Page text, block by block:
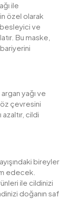
ile
özel olarak
besleyici ve
Bu maske,
yağı ve
çevresini
azaltır, cildi
bireyler
edecek.
ile cildinizi
doğanın saf